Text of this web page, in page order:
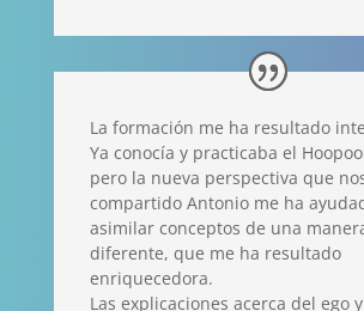
La formación me ha resultado
Ya conocía y practicaba el
pero la nueva perspectiva que
compartido Antonio me ha
asimilar conceptos de una
diferente, que me ha resultado
enriquecedora.
Las explicaciones acerca del ego